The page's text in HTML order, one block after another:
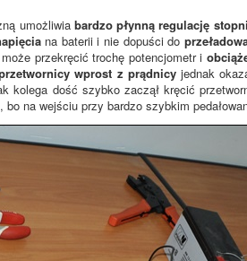
umożliwia bardzo płynną regulację
na baterii i nie dopuści do
przekręcić trochę potencjometr i
wprost z prądnicyjednak
dość szybko zaczął kręcić
na wejściu przy bardzo szybkim